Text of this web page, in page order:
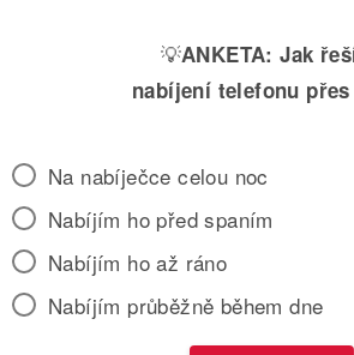
💡ANKETA: Jak
nabíjení telefonu
Na nabíječce celou noc
Nabíjím ho před spaním
Nabíjím ho až ráno
Nabíjím průběžně během dne